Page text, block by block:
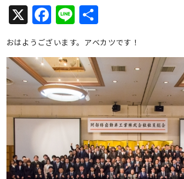
X Facebook
Line共
有
おはようございます。アベカツです！